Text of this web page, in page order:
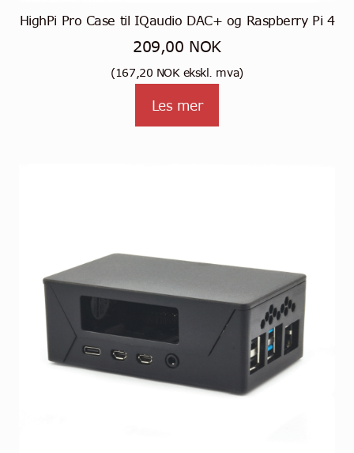
HighPi Pro Case til IQaudio DAC+ og Raspberry Pi 4
209,00 NOK
(167,20 NOKekskl. mva)
Les mer